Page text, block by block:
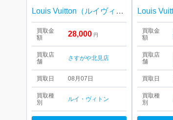
Louis Vuitton（ルイヴィトン） ルコ トートバッグ モノグラム
買取金
額
28,000 円
買取店
舗
さすがや北見店
買取日 08月07日
買取種
別
ルイ・ヴィトン
買取金
額
買取店
舗
買取日
買取種
別